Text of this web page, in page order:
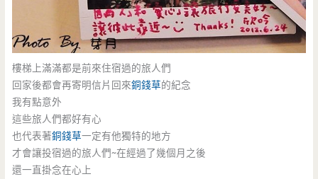
樓梯上滿滿都是前來住宿過的旅人們
回家後都會再寄明信片回來銅錢草的紀念
我有點意外
這些旅人們都好有心
也代表著銅錢草一定有他獨特的地方
才會讓投宿過的旅人們~在經過了幾個月之後
還一直掛念在心上